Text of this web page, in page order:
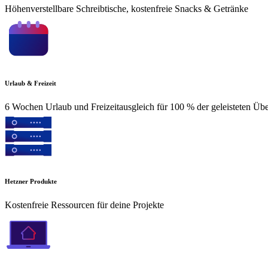
Höhenverstellbare Schreibtische, kostenfreie Snacks & Getränke
Urlaub & Freizeit
6 Wochen Urlaub und Freizeitausgleich für 100 % der geleisteten
Hetzner Produkte
Kostenfreie Ressourcen für deine Projekte